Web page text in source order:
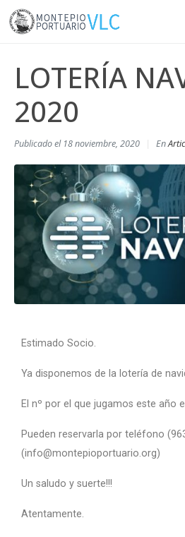
LOTERÍA
2020
Publicado el 18 noviembre, 2020 En
Estimado Socio.
Ya disponemos de la lotería de
El nº por el que jugamos este año
Pueden reservarla por teléfono
(info@montepioportuario.org)
Un saludo y suerte!!!
Atentamente.